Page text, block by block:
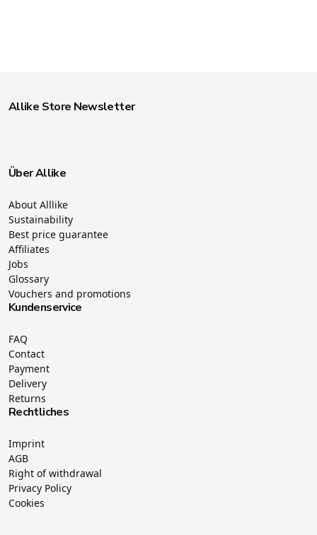
Allike Store Newsletter
Über Allike
About Alllike
Sustainability
Best price guarantee
Affiliates
Jobs
Glossary
Vouchers and promotions
Kundenservice
FAQ
Contact
Payment
Delivery
Returns
Rechtliches
Imprint
AGB
Right of withdrawal
Privacy Policy
Cookies